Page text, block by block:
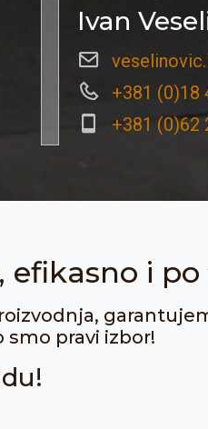
Ivan
+381 (0)18
+381 (0)62
efikasno i po
pravi izbor!